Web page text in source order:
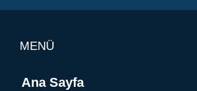
MENÜ
Ana Sayfa